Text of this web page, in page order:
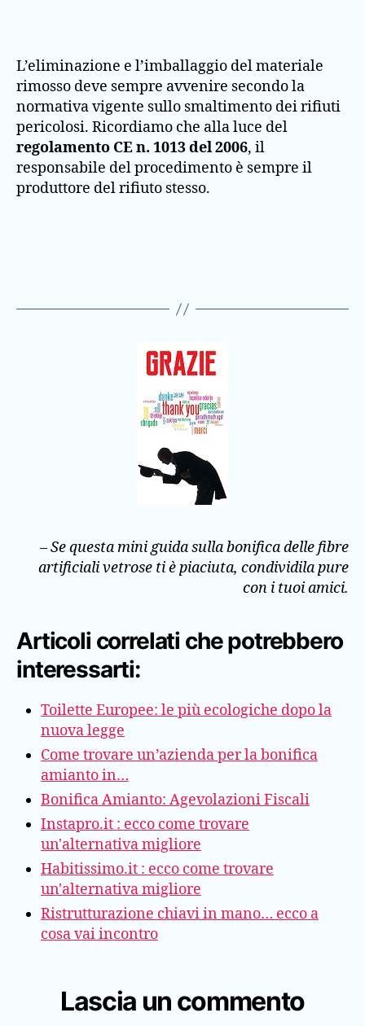
L’eliminazione e l’imballaggio del materiale
rimosso deve sempre avvenire secondo la
normativa vigente sullo smaltimento dei rifiuti
pericolosi. Ricordiamo che alla luce del
regolamento CE n. 1013 del 2006, il
responsabile del procedimento è sempre il
produttore del rifiuto stesso.
– Se questa mini guida sulla bonifica delle fibre
artificiali vetrose ti è piaciuta, condividila pure
con i tuoi amici.
Articoli correlati che potrebbero
interessarti:
Toilette Europee: le più ecologiche dopo la
nuova legge
Come trovare un’azienda per la bonifica
amianto in…
Bonifica Amianto: Agevolazioni Fiscali
Instapro.it : ecco come trovare
un'alternativa migliore
Habitissimo.it : ecco come trovare
un'alternativa migliore
Ristrutturazione chiavi in mano… ecco a
cosa vai incontro
Lascia un commento